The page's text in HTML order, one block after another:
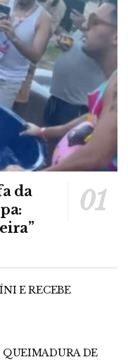
da
E RECEBE
QUEIMADURA DE